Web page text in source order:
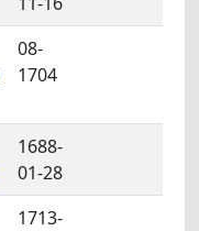
08-
1704
1688-
01-28
1713-